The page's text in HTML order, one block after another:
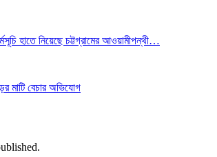
হাতে নিয়েছে চট্টগ্রামের আওয়ামীপন্থী…
মাটি বেচার অভিযোগ